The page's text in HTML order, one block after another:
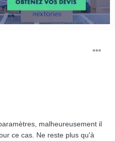
malheureusement il
ce cas. Ne reste plus qu'à